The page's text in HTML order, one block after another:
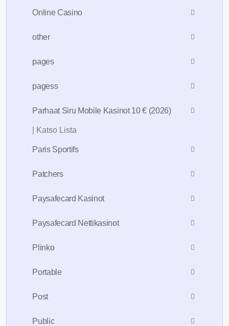
Online Casino
other
pages
pagess
Parhaat Siru Mobile Kasinot 10 € (2026)
| Katso Lista
Paris Sportifs
Patchers
Paysafecard Kasinot
Paysafecard Nettikasinot
Plinko
Portable
Post
Public